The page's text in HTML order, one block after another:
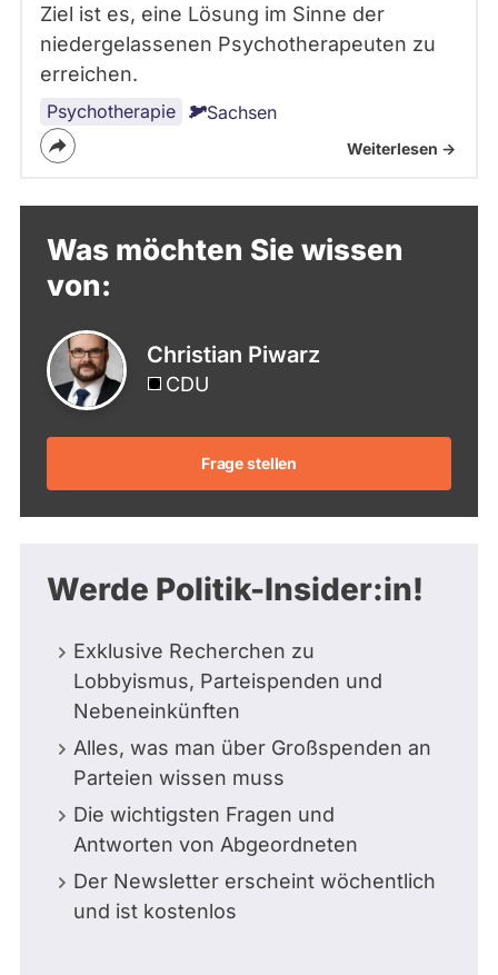
Ziel ist es, eine Lösung im Sinne der
niedergelassenen Psychotherapeuten zu
erreichen.
Psychotherapie Sachsen
Weiterlesen ->
Was möchten Sie wissen
von:
Christian Piwarz
CDU
Frage stellen
Werde Politik-Insider:in!
Exklusive Recherchen zu
Lobbyismus, Parteispenden und
Nebeneinkünften
Alles, was man über Großspenden an
Parteien wissen muss
Die wichtigsten Fragen und
Antworten von Abgeordneten
Der Newsletter erscheint wöchentlich
und ist kostenlos